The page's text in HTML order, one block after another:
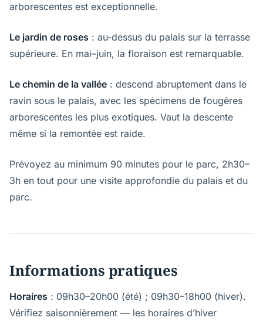
arborescentes est exceptionnelle.
Le jardin de roses : au-dessus du palais sur la terrasse
supérieure. En mai–juin, la floraison est remarquable.
Le chemin de la vallée : descend abruptement dans le
ravin sous le palais, avec les spécimens de fougères
arborescentes les plus exotiques. Vaut la descente
même si la remontée est raide.
Prévoyez au minimum 90 minutes pour le parc, 2h30–
3h en tout pour une visite approfondie du palais et du
parc.
Informations pratiques
Horaires : 09h30–20h00 (été) ; 09h30–18h00 (hiver).
Vérifiez saisonnièrement — les horaires d’hiver